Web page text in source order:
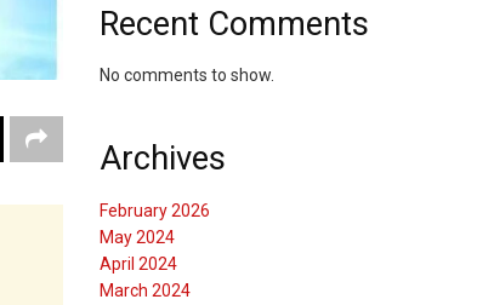
Recent Comments
No comments to show.
Archives
February 2026
May 2024
April 2024
March 2024